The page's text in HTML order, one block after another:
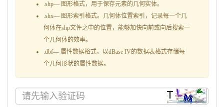
.shp— 图形格式，用于保存元素的几何实体。
.shx— 图形索引格式。几何体位置索引，记录每一个几
何体在shp文件之中的位置，能够加快向前或向后搜索一
个几何体的效率。
.dbf— 属性数据格式，以dBase IV的数据表格式存储每
个几何形状的属性数据。